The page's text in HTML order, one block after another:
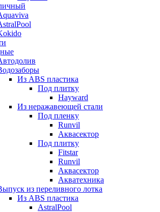
Из ABS пластика
Под плитку
Hayward
Из неражавеющей стали
Под пленку
Runvil
Аквасектор
Под плитку
Fitstar
Runvil
Аквасектор
Акватехника
из переливного лотка
Из ABS пластика
AstralPool